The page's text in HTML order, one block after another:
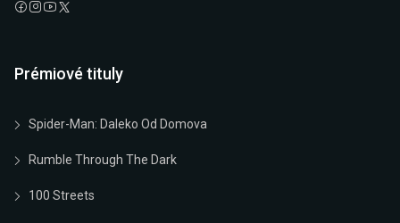
Prémiové tituly
Spider-Man: Daleko Od Domova
Rumble Through The Dark
100 Streets